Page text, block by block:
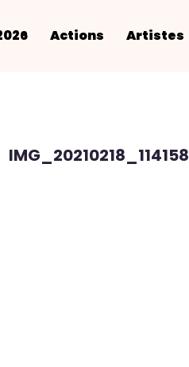
Actions Artistes
IMG_20210218_114158